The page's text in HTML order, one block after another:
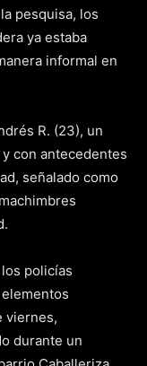
pesquisa, los
ya estaba
informal en
R. (23), un
con antecedentes
señalado como
policías
viernes,
durante un